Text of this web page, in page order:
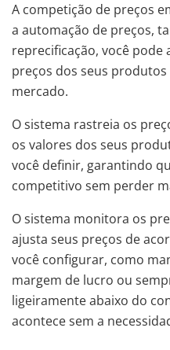
A competição de preços
a automação de preços,
reprecificação, você
preços dos seus
mercado.
O sistema rastreia os
os valores dos seus
você definir, garantindo
competitivo sem perder
O sistema monitora os
ajusta seus preços de
você configurar, como
margem de lucro ou
ligeiramente abaixo do
acontece sem a